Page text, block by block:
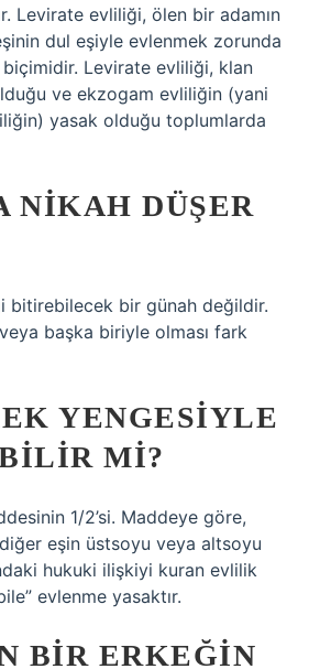
Levirate evliliği, ölen bir adamın
dul eşiyle evlenmek zorunda
Levirate evliliği, klan
ve ekzogam evliliğin (yani
yasak olduğu toplumlarda
NIKAH DÜŞER
bitirebilecek bir günah değildir.
başka biriyle olması fark
YENGESIYLE
MI?
1/2’si. Maddeye göre,
eşin üstsoyu veya altsoyu
hukuki ilişkiyi kuran evlilik
evlenme yasaktır.
BIR ERKEĞIN